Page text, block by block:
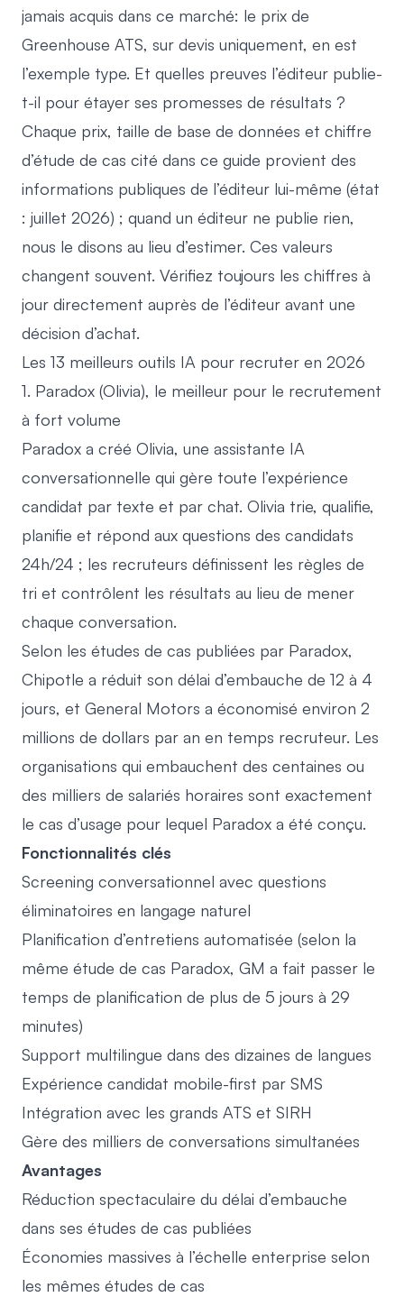
jamais acquis dans ce marché: le prix de
Greenhouse ATS, sur devis uniquement, en est
l’exemple type. Et quelles preuves l’éditeur publie-
t-il pour étayer ses promesses de résultats ?
Chaque prix, taille de base de données et chiffre
d’étude de cas cité dans ce guide provient des
informations publiques de l’éditeur lui-même (état
: juillet 2026) ; quand un éditeur ne publie rien,
nous le disons au lieu d’estimer. Ces valeurs
changent souvent. Vérifiez toujours les chiffres à
jour directement auprès de l’éditeur avant une
décision d’achat.
Les 13 meilleurs outils IA pour recruter en 2026
1. Paradox (Olivia), le meilleur pour le recrutement
à fort volume
Paradox a créé Olivia, une assistante IA
conversationnelle qui gère toute l’expérience
candidat par texte et par chat. Olivia trie, qualifie,
planifie et répond aux questions des candidats
24h/24 ; les recruteurs définissent les règles de
tri et contrôlent les résultats au lieu de mener
chaque conversation.
Selon les études de cas publiées par Paradox,
Chipotle a réduit son délai d’embauche de 12 à 4
jours, et General Motors a économisé environ 2
millions de dollars par an en temps recruteur. Les
organisations qui embauchent des centaines ou
des milliers de salariés horaires sont exactement
le cas d’usage pour lequel Paradox a été conçu.
Fonctionnalités clés
Screening conversationnel avec questions
éliminatoires en langage naturel
Planification d’entretiens automatisée (selon la
même étude de cas Paradox, GM a fait passer le
temps de planification de plus de 5 jours à 29
minutes)
Support multilingue dans des dizaines de langues
Expérience candidat mobile-first par SMS
Intégration avec les grands ATS et SIRH
Gère des milliers de conversations simultanées
Avantages
Réduction spectaculaire du délai d’embauche
dans ses études de cas publiées
Économies massives à l’échelle enterprise selon
les mêmes études de cas